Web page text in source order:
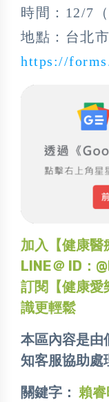
時間：12/7
地點：台北
https://
加入【健康醫
LINE＠ ID：
訂閱【健康愛
識更輕鬆
本區內容是由
知客服協助處
關鍵字： 賴